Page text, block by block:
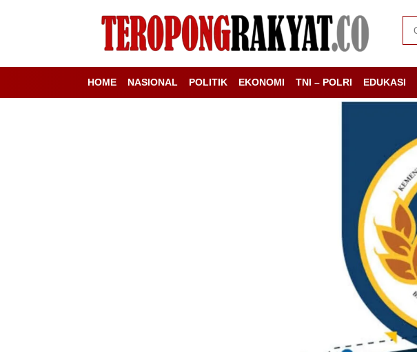
HOME NASIONAL POLITIK EKONOMI TNI – POLRI EDUKASI